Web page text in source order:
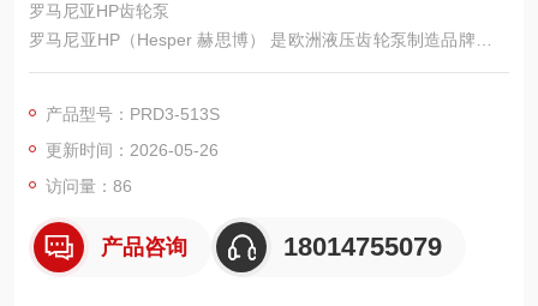
罗马尼亚HP齿轮泵
罗马尼亚HP（Hesper 赫思博） 是欧洲液压齿轮泵制造品牌，依
托成熟工艺与高压技术，产品对标国际品牌，凭借高压耐用、低
程机械、农机、车载液压等领域，也是市面主流进口齿轮泵替代
选型热门款。
产品型号：PRD3-513S
更新时间：2026-05-26
访问量：86
产品咨询 18014755079